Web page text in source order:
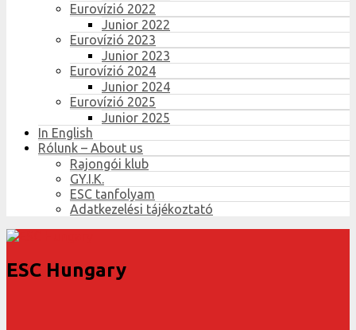
Eurovízió 2022
Junior 2022
Eurovízió 2023
Junior 2023
Eurovízió 2024
Junior 2024
Eurovízió 2025
Junior 2025
In English
Rólunk – About us
Rajongói klub
GY.I.K.
ESC tanfolyam
Adatkezelési tájékoztató
ESC Hungary